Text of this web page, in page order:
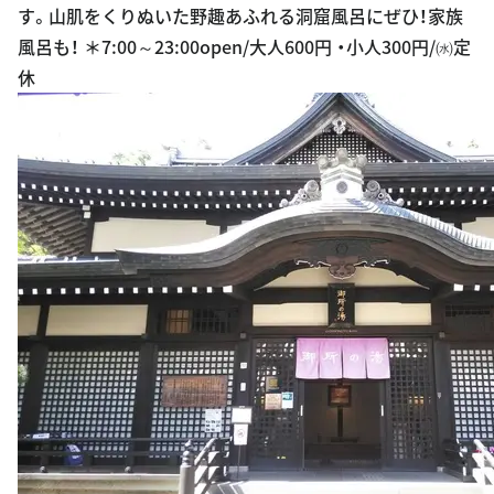
す。山肌をくりぬいた野趣あふれる洞窟風呂にぜひ！家族
風呂も！ ＊7:00～23:00open/大人600円 ・小人300円/㈬定
休